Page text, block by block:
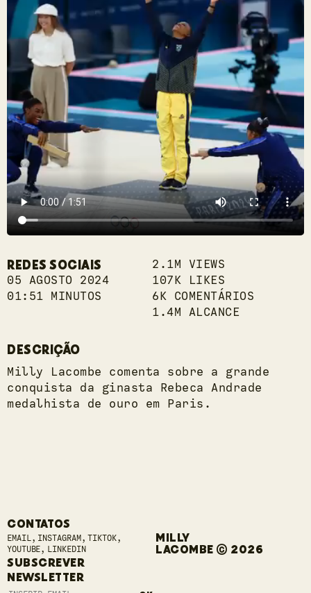
REDES SOCIAIS
05 AGOSTO 2024
01:51 MINUTOS
2.1M VIEWS
107K LIKES
6K COMENTÁRIOS
1.4M ALCANCE
DESCRIÇÃO
Milly Lacombe comenta sobre a grande
conquista da ginasta Rebeca Andrade
medalhista de ouro em Paris.
MILLY
LACOMBE © 2026
CONTATOS
EMAIL INSTAGRAM TIKTOK
YOUTUBE
LINKEDIN
SUBSCREVER
NEWSLETTER